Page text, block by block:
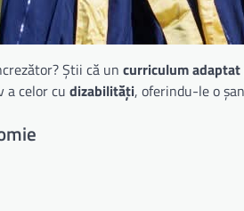
Știi că un curriculum adaptat
a celor cu dizabilități, oferindu-le o